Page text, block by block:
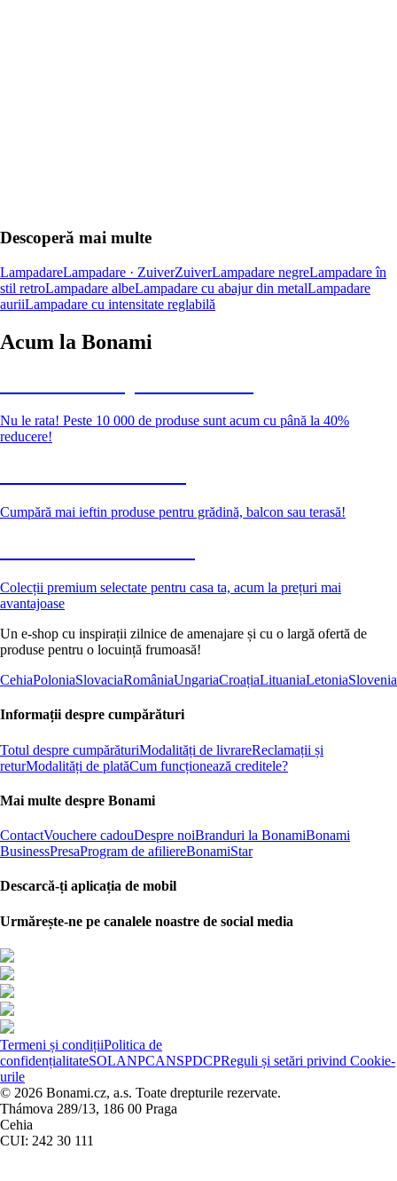
Descoperă mai multe
LampadareLampadare · ZuiverZuiverLampadare negreLampadare în
stil retroLampadare albeLampadare cu abajur din metalLampadare
auriiLampadare cu intensitate reglabilă
Acum la Bonami
Nu le rata! Peste 10 000 de produse sunt acum cu până la 40%
reducere!
Cumpără mai ieftin produse pentru grădină, balcon sau terasă!
Colecții premium selectate pentru casa ta, acum la prețuri mai
avantajoase
Un e-shop cu inspirații zilnice de amenajare și cu o largă ofertă de
produse pentru o locuință frumoasă!
CehiaPoloniaSlovaciaRomâniaUngariaCroațiaLituaniaLetoniaSlovenia
Informații despre cumpărături
Totul despre cumpărăturiModalități de livrareReclamații și
returModalități de platăCum funcționează creditele?
Mai multe despre Bonami
ContactVouchere cadouDespre noiBranduri la BonamiBonami
BusinessPresaProgram de afiliereBonamiStar
Descarcă-ți aplicația de mobil
Urmărește-ne pe canalele noastre de social media
Termeni și condițiiPolitica de
confidențialitateSOLANPCANSPDCPReguli și setări privind Cookie-
urile
© 2026 Bonami.cz, a.s. Toate drepturile rezervate.
Thámova 289/13, 186 00 Praga
Cehia
CUI: 242 30 111